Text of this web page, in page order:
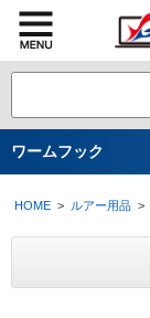
ワームフック
HOME > ルアー用品 >